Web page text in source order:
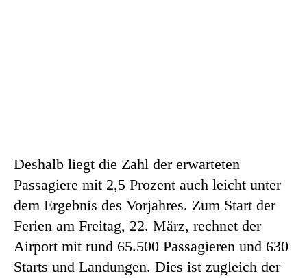
Deshalb liegt die Zahl der erwarteten
Passagiere mit 2,5 Prozent auch leicht unter
dem Ergebnis des Vorjahres. Zum Start der
Ferien am Freitag, 22. März, rechnet der
Airport mit rund 65.500 Passagieren und 630
Starts und Landungen. Dies ist zugleich der